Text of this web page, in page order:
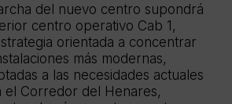
del nuevo centro supondrá
centro operativo Cab 1,
orientada a concentrar
más modernas,
a las necesidades actuales
el Corredor del Henares,